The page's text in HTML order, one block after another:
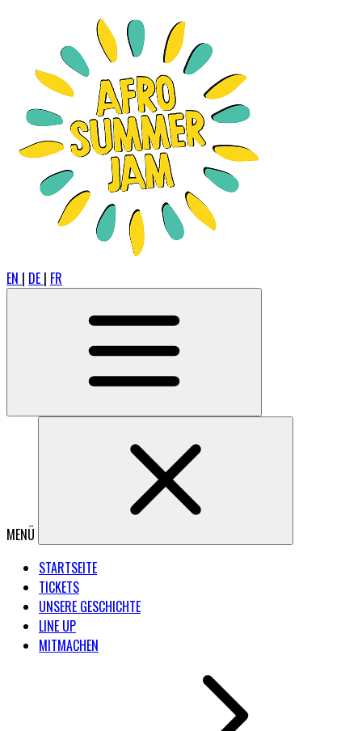
EN | DE | FR
MENÜ
STARTSEITE
TICKETS
UNSERE GESCHICHTE
LINE UP
MITMACHEN